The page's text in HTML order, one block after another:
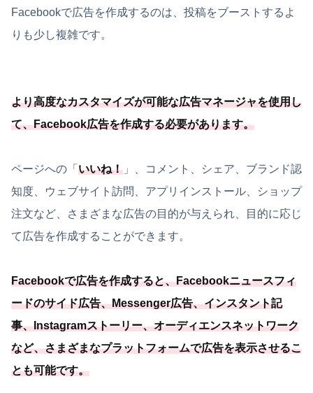
Facebookで広告を作成するのは、投稿をブーストするよ
りも少し複雑です。
より高度なカスタマイズが可能な広告マネージャを使用し
て、Facebook広告を作成する必要があります。
ページへの「 いいね！ 」、コメント、シェア、ブランド認
知度、ウェブサイト訪問、アプリインストール、ショップ
注文など、さまざまな広告の目的が与えられ、目的に応じ
て広告を作成することができます。
Facebookで広告を作成すると、Facebookニュースフィ
ードのサイド広告、Messenger広告、インスタント記
事、Instagramストーリー、オーディエンスネットワーク
など、さまざまなプラットフォームで広告を表示させるこ
とも可能です。